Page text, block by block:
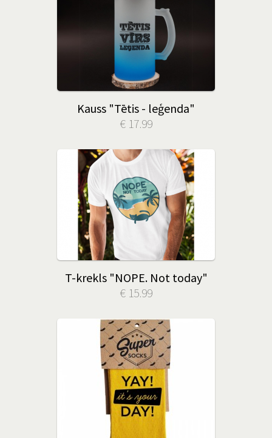
Kauss "Tētis - leģenda"
€ 17.99
T-krekls "NOPE. Not today"
€ 15.99